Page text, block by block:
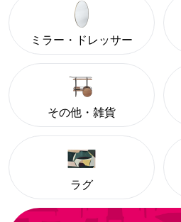
ミラー・ドレッサー
その他・雑貨
ラグ